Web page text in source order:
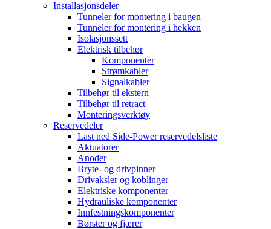
Installasjonsdeler
Tunneler for montering i baugen
Tunneler for montering i hekken
Isolasjonssett
Elektrisk tilbehør
Komponenter
Strømkabler
Signalkabler
Tilbehør til ekstern
Tilbehør til retract
Monteringsverktøy
Reservedeler
Last ned Side-Power reservedelsliste
Aktuatorer
Anoder
Bryte- og drivpinner
Drivaksler og koblinger
Elektriske komponenter
Hydrauliske komponenter
Innfestningskomponenter
Børster og fjærer